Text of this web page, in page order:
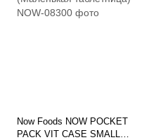
Now Foods NOW POCKET
PACK VIT CASE SMALL